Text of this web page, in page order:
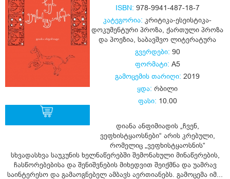
ISBN: 978-9941-487-18-7
კატეგორია: კრიტიკა-ესეისტიკა-
დოკუმენტური პროზა ქართული პროზა
და პოეზია საბავშვო ლიტერატურა
გვერდები: 90
ფორმატი: A5
გამოცემის თარიღი: 2019
ყდა: რბილი
ფასი: 10.00
დიანა ანფიმიადის „ჩვენ,
ვეფხისტყაოსნები“ არის კრებული,
რომელიც „ვეფხისტყაოსნის“
სხვადასხვა საუკუნის ხელნაწერებში შემონახული მინაწერების,
ჩასწორებებისა და შენიშვნების მიხედვით შეიქმნა და უამრავ
საინტერესო და გამაოგნებელ ამბავს აერთიანებს. გამოცემა იმ...